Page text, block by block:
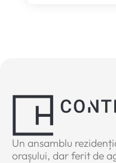
Un ansamblu
orașului, dar ferit de